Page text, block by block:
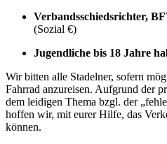
(Sozial €)
Jugendliche bis 18 Jahre
Wir bitten alle Stadelner, sofern
Fahrrad anzureisen. Aufgrund der
dem leidigen Thema bzgl. der
hoffen wir, mit eurer Hilfe, das
können.